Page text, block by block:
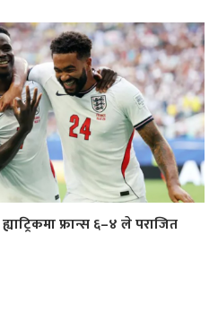
फ्रान्स ६–४ ले पराजित